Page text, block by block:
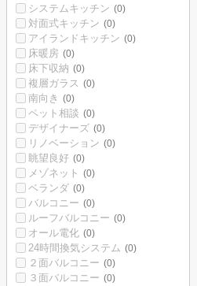
システムキッチン (0)
対面式キッチン (0)
アイランドキッチン (0)
床暖房 (0)
床下収納 (0)
複層ガラス (0)
南向き (0)
ペット相談 (0)
デザイナーズ (0)
リノベーション (0)
眺望良好 (0)
メゾネット (0)
ベランダ (0)
バルコニー (0)
ルーフバルコニー (0)
オール電化 (0)
24時間換気システム (0)
２面バルコニー (0)
３面バルコニー (0)